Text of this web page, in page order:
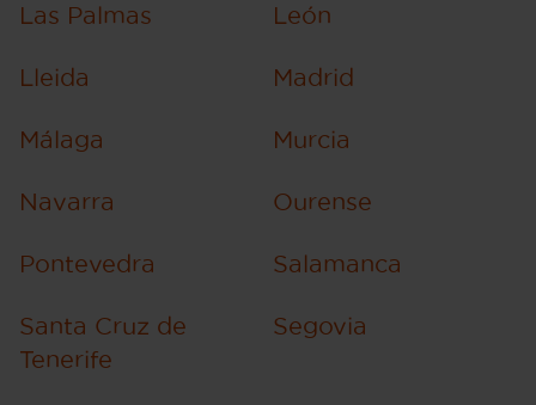
Las Palmas León
Lleida Madrid
Málaga Murcia
Navarra Ourense
Pontevedra Salamanca
Santa Cruz de
Tenerife
Segovia